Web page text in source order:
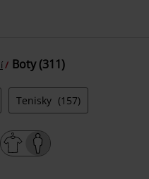
Boty (311)
Tenisky (157)